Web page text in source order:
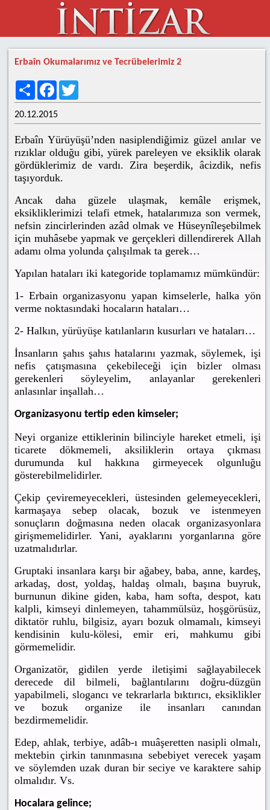
Erbaîn Okumalarımız ve Tecrübelerimiz 2
Share Facebook
20.12.2015
Erbaîn Yürüyüşü’nden nasiplendiğimiz güzel anılar ve
rızıklar olduğu gibi, yürek pareleyen ve eksiklik olarak
gördüklerimiz de vardı. Zira beşerdik, âcizdik, nefis
taşıyorduk.
Ancak daha güzele ulaşmak, kemâle erişmek,
eksikliklerimizi telafi etmek, hatalarımıza son vermek,
nefsin zincirlerinden azâd olmak ve Hüseynîleşebilmek
için muhâsebe yapmak ve gerçekleri dillendirerek Allah
adamı olma yolunda çalışılmak ta gerek…
Yapılan hataları iki kategoride toplamamız mümkündür:
1- Erbain organizasyonu yapan kimselerle, halka yön
verme noktasındaki hocaların hataları…
2- Halkın, yürüyüşe katılanların kusurları ve hataları…
İnsanların şahıs şahıs hatalarını yazmak, söylemek, işi
nefis çatışmasına çekebileceği için bizler olması
gerekenleri söyleyelim, anlayanlar gerekenleri
anlasınlar inşallah…
Organizasyonu tertip eden kimseler;
Neyi organize ettiklerinin bilinciyle hareket etmeli, işi
ticarete dökmemeli, aksiliklerin ortaya çıkması
durumunda kul hakkına girmeyecek olgunluğu
gösterebilmelidirler.
Çekip çeviremeyecekleri, üstesinden gelemeyecekleri,
karmaşaya sebep olacak, bozuk ve istenmeyen
sonuçların doğmasına neden olacak organizasyonlara
girişmemelidirler. Yani, ayaklarını yorganlarına göre
uzatmalıdırlar.
Gruptaki insanlara karşı bir ağabey, baba, anne, kardeş,
arkadaş, dost, yoldaş, haldaş olmalı, başına buyruk,
burnunun dikine giden, kaba, ham softa, despot, katı
kalpli, kimseyi dinlemeyen, tahammülsüz, hoşgörüsüz,
diktatör ruhlu, bilgisiz, ayarı bozuk olmamalı, kimseyi
kendisinin kulu-kölesi, emir eri, mahkumu gibi
görmemelidir.
Organizatör, gidilen yerde iletişimi sağlayabilecek
derecede dil bilmeli, bağlantılarını doğru-düzgün
yapabilmeli, slogancı ve tekrarlarla bıktırıcı, eksiklikler
ve bozuk organize ile insanları canından
bezdirmemelidir.
Edep, ahlak, terbiye, adâb-ı muâşeretten nasipli olmalı,
mektebin çirkin tanınmasına sebebiyet verecek yaşam
ve söylemden uzak duran bir seciye ve karaktere sahip
olmalıdır. Vs.
Hocalara gelince;